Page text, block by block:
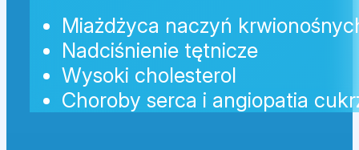
Miażdżyca naczyń
Nadciśnienie tętnicze
Wysoki cholesterol
Choroby serca i angiopatia